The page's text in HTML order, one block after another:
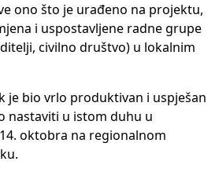
ono što je urađeno na projektu,
i uspostavljene radne grupe
civilno društvo) u lokalnim
je bio vrlo produktivan i uspješan
nastaviti u istom duhu u
oktobra na regionalnom